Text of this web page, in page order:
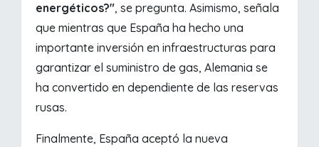
energéticos?", se pregunta. Asimismo, señala
que mientras que España ha hecho una
importante inversión en infraestructuras para
garantizar el suministro de gas, Alemania se
ha convertido en dependiente de las reservas
rusas.
Finalmente, España aceptó la nueva